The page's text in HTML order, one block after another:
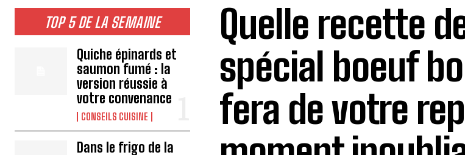
TOP 5 DE LA SEMAINE
Quiche épinards et
saumon fumé : la
version réussie à
votre convenance
CONSEILS CUISINE
Dans le frigo de la
Quelle recette
spécial boeuf
fera de votre